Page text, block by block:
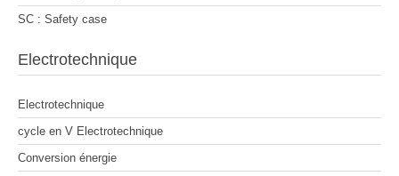
SC : Safety case
Electrotechnique
Electrotechnique
cycle en V Electrotechnique
Conversion énergie